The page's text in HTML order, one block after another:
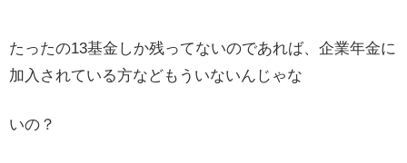
たったの13基金しか残ってないのであれば、企業年金に
加入されている方などもういないんじゃな
いの？